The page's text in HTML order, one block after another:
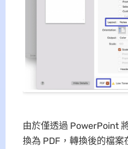
由於僅透過 PowerPoint
換為 PDF，轉換後的檔案